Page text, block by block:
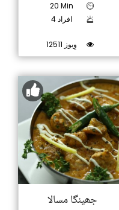
20 Min
4 افراد
12511 وِیوز
جھینگا مسالا